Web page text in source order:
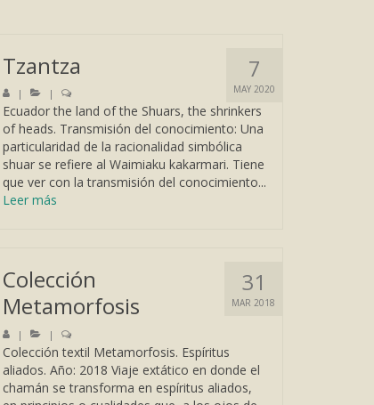
7
MAY 2020
Tzantza
| |
Ecuador the land of the Shuars, the shrinkers
of heads. Transmisión del conocimiento: Una
particularidad de la racionalidad simbólica
shuar se refiere al Waimiaku kakarmari. Tiene
que ver con la transmisión del conocimiento...
Leer más
31
MAR 2018
Colección
Metamorfosis
| |
Colección textil Metamorfosis. Espíritus
aliados. Año: 2018 Viaje extático en donde el
chamán se transforma en espíritus aliados,